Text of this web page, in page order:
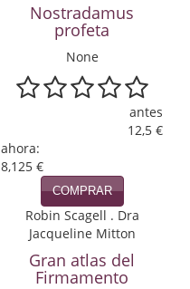
Nostradamus
profeta
None
antes
12,5 €
ahora:
8,125 €
COMPRAR
Robin Scagell . Dra
Jacqueline Mitton
Gran atlas del
Firmamento